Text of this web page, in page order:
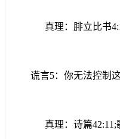
真理：腓立比书
谎言5：你无法控制
真理：诗篇42:11;